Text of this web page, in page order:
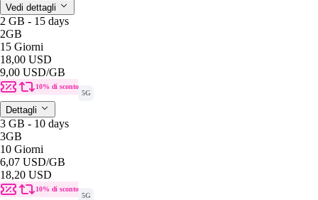
Vedi dettagli
2 GB - 15 days
2GB
15 Giorni
18,00 USD
9,00 USD/GB
10% di sconto
5G
Dettagli
3 GB - 10 days
3GB
10 Giorni
6,07 USD/GB
18,20 USD
10% di sconto
5G